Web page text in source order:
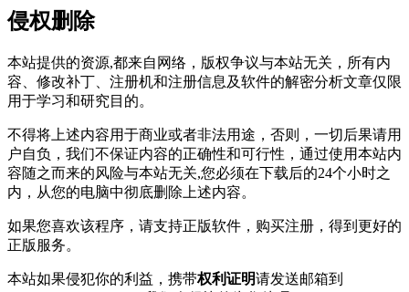
侵权删除
本站提供的资源,都来自网络，版权争议与本站无关，所有内
容、修改补丁、注册机和注册信息及软件的解密分析文章仅限
用于学习和研究目的。
不得将上述内容用于商业或者非法用途，否则，一切后果请用
户自负，我们不保证内容的正确性和可行性，通过使用本站内
容随之而来的风险与本站无关,您必须在下载后的24个小时之
内，从您的电脑中彻底删除上述内容。
如果您喜欢该程序，请支持正版软件，购买注册，得到更好的
正版服务。
本站如果侵犯你的利益，携带权利证明请发送邮箱到